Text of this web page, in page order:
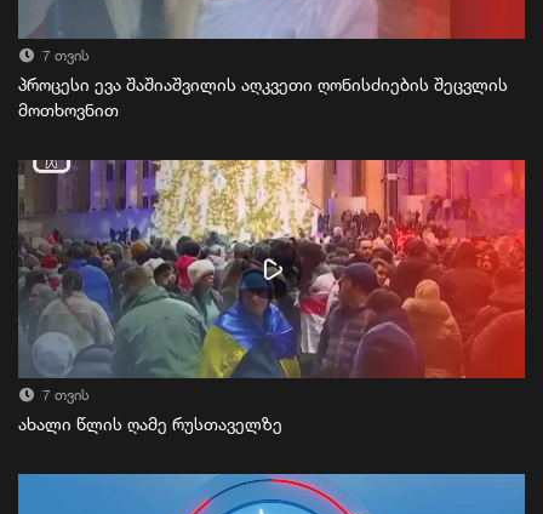
7 თვის
პროცესი ევა შაშიაშვილის აღკვეთი ღონისძიების შეცვლის
მოთხოვნით
7 თვის
ახალი წლის ღამე რუსთაველზე